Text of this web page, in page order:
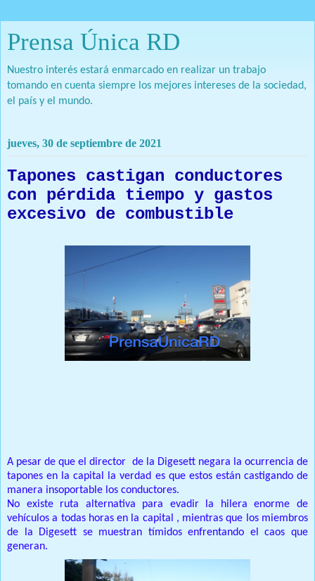
Prensa Única RD
Nuestro interés estará enmarcado en realizar un trabajo
tomando en cuenta siempre los mejores intereses de la sociedad,
el país y el mundo.
jueves, 30 de septiembre de 2021
Tapones castigan conductores
con pérdida tiempo y gastos
excesivo de combustible
A pesar de que el director de la Digesett negara la ocurrencia de
tapones en la capital la verdad es que estos están castigando de
manera insoportable los conductores.
No existe ruta alternativa para evadir la hilera enorme de
vehículos a todas horas en la capital , mientras que los miembros
de la Digesett se muestran tímidos enfrentando el caos que
generan.